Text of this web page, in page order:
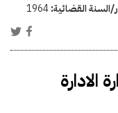
السنة القضائية:1964
الادارة